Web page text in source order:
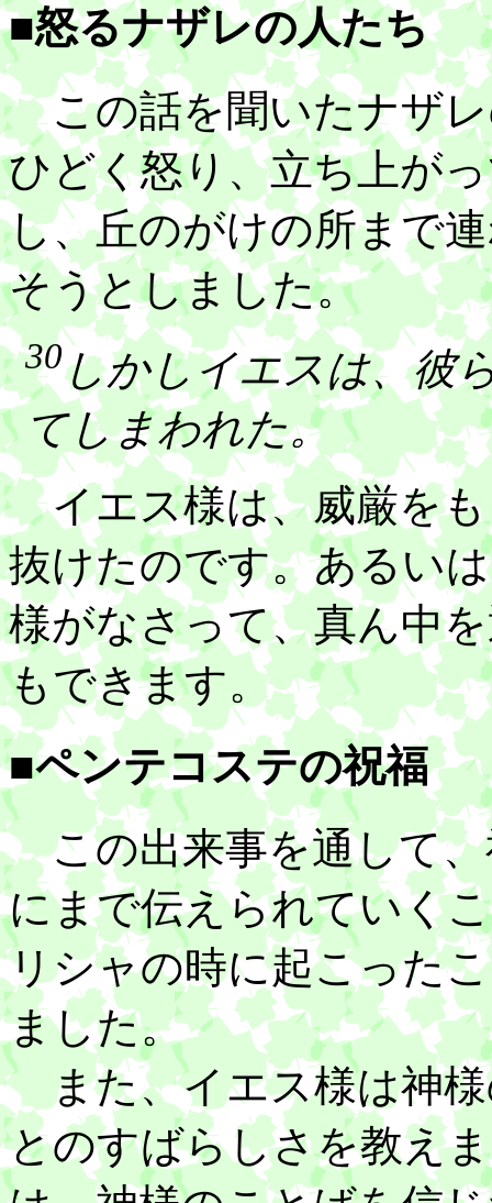
■怒るナザレの人たち
この話を聞いたナザレ
ひどく怒り、立ち上が
し、丘のがけの所まで
そうとしました。
30しかしイエスは、彼
てしまわれた。
イエス様は、威厳をも
抜けたのです。あるい
様がなさって、真ん中
もできます。
■ペンテコステの祝福
この出来事を通して、
にまで伝えられていく
リシャの時に起こった
ました。
また、イエス様は神様
とのすばらしさを教え